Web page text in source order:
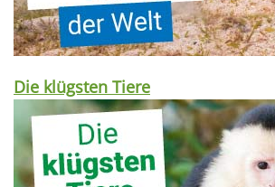
Die klügsten Tiere